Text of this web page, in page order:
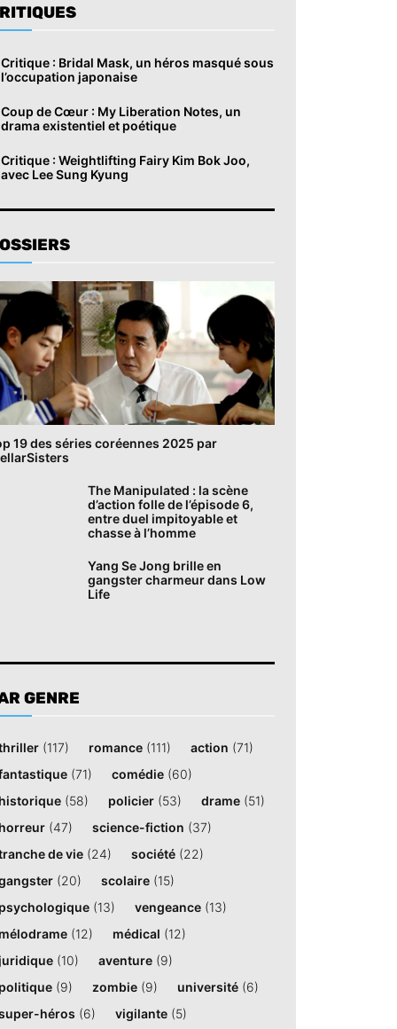
Critique : Bridal Mask, un héros masqué sous
l’occupation japonaise
Coup de Cœur : My Liberation Notes, un
drama existentiel et poétique
Critique : Weightlifting Fairy Kim Bok Joo,
avec Lee Sung Kyung
19 des séries coréennes 2025 par
The Manipulated : la scène
d’action folle de l’épisode 6,
entre duel impitoyable et
chasse à l’homme
Yang Se Jong brille en
gangster charmeur dans Low
Life
GENRE
(117) romance (111) action (71)
(71) comédie (60)
historique (58) policier (53) drame (51)
horreur (47) science-fiction (37)
de vie (24) société (22)
(20) scolaire (15)
psychologique (13) vengeance (13)
mélodrame (12) médical (12)
(10) aventure (9)
politique (9) zombie (9) université (6)
héros (6) vigilante (5)